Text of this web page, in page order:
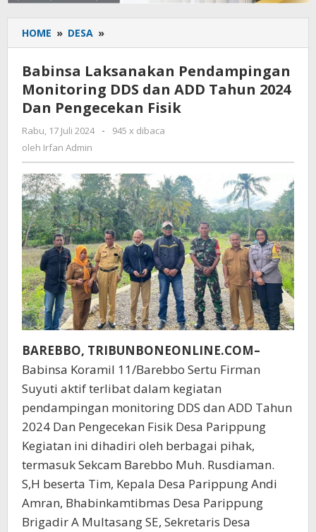
HOME » DESA »
Laksanakan
Pendampingan
Monitoring
DDS
dan
Tahun
Dan
Pengecekan
Fisik
Babinsa Laksanakan Pendampingan
Monitoring DDS dan ADD Tahun 2024
Dan Pengecekan Fisik
Rabu, 17 Juli 2024
oleh
-
945 x dibaca
oleh Irfan Admin
BAREBBO, TRIBUNBONEONLINE.COM–
Babinsa Koramil 11/Barebbo Sertu Firman
Suyuti aktif terlibat dalam kegiatan
pendampingan monitoring DDS dan ADD Tahun
2024 Dan Pengecekan Fisik Desa Parippung
Kegiatan ini dihadiri oleh berbagai pihak,
termasuk Sekcam Barebbo Muh. Rusdiaman.
S,H beserta Tim, Kepala Desa Parippung Andi
Amran, Bhabinkamtibmas Desa Parippung
Brigadir A Multasang SE, Sekretaris Desa